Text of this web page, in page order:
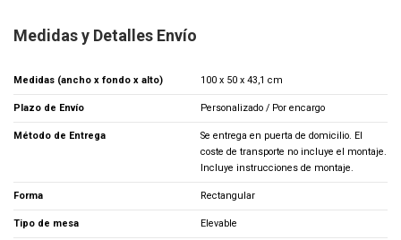
Medidas y Detalles Envío
Medidas (ancho x fondo x alto) 100 x 50 x 43,1 cm
Plazo de Envío Personalizado / Por encargo
Método de Entrega
Se entrega en puerta de domicilio. El
coste de transporte no incluye el montaje.
Incluye instrucciones de montaje.
Forma Rectangular
Tipo de mesa Elevable